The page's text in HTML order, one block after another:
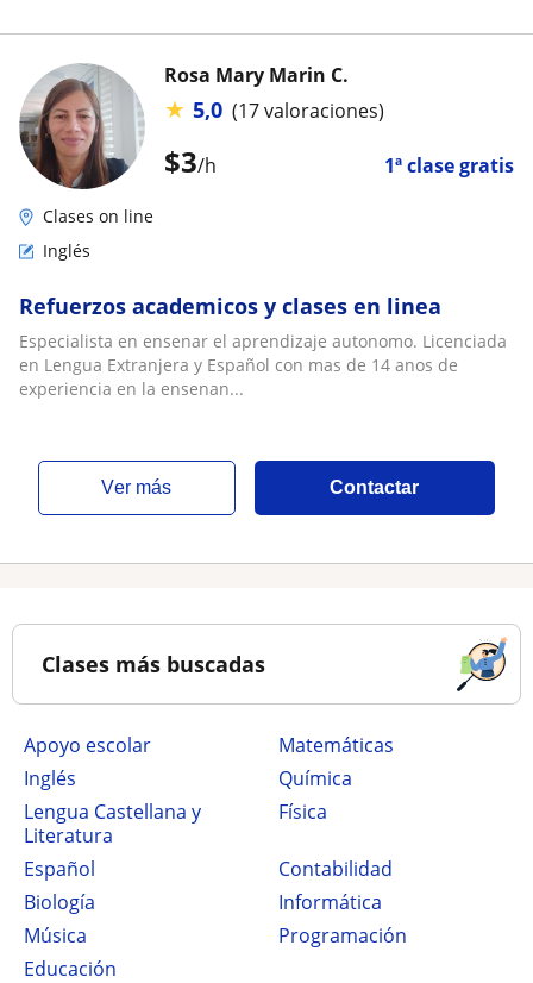
$3/h 1ª clase gratis
Rosa Mary Marin C.
★ 5,0 (17 valoraciones)
Clases on line
Inglés
Refuerzos academicos y clases en linea
Especialista en ensenar el aprendizaje autonomo. Licenciada
en Lengua Extranjera y Español con mas de 14 anos de
experiencia en la ensenan...
ver más Contactar
Clases más buscadas
Apoyo escolar
Matemáticas
Inglés
Química
Lengua Castellana y
Literatura
Física
Español
Contabilidad
Biología
Informática
Música
Programación
Educación